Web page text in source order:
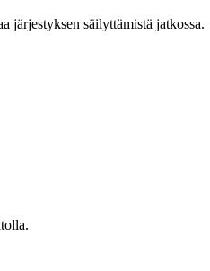
järjestyksen säilyttämistä jatkossa.